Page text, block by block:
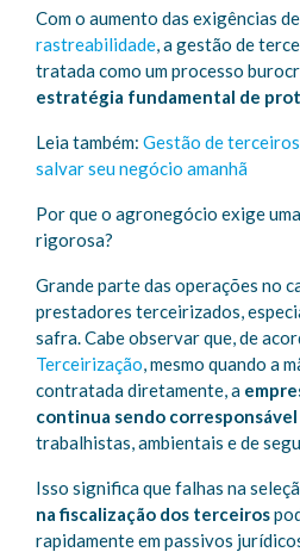
Com o aumento das exigências de
rastreabilidade, a gestão de
tratada como um processo
estratégia fundamental de
Leia também: Gestão de
salvar seu negócio amanhã
Por que o agronegócio exige
rigorosa?
Grande parte das operações no
prestadores terceirizados,
safra. Cabe observar que, de
Terceirização, mesmo quando a
contratada diretamente, a
continua sendo corresponsável
trabalhistas, ambientais e de
Isso significa que falhas na
na fiscalização dos terceiros
rapidamente em passivos